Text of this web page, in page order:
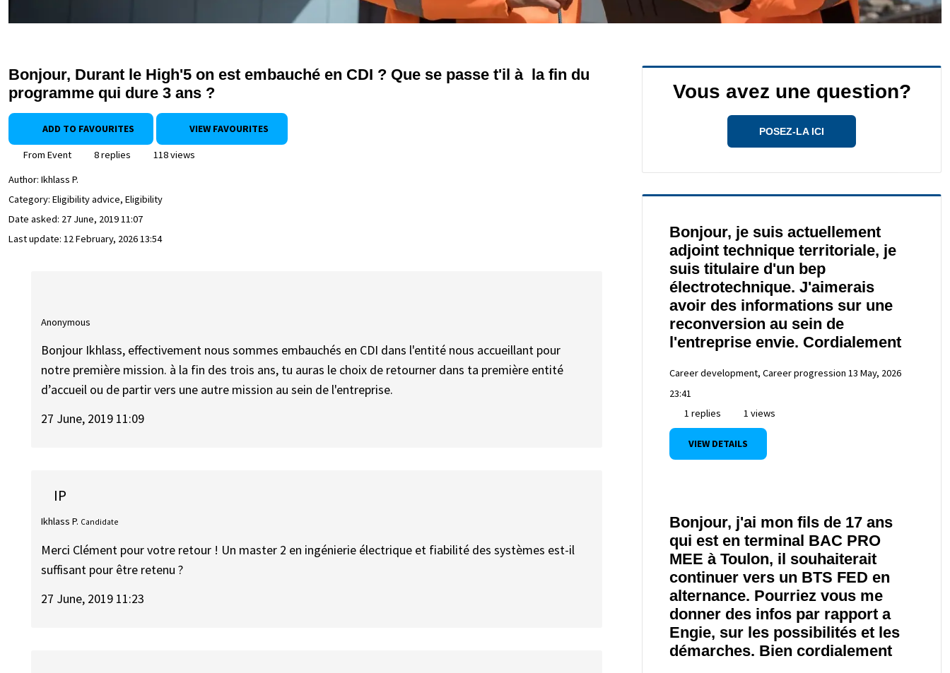
Bonjour, Durant le High'5 on est embauché en CDI ? Que se passe t'il à la fin du
programme qui dure 3 ans ?
ADD TO FAVOURITES VIEW FAVOURITES
From Event 8 replies
118 views
Author: Ikhlass P.
Category: Eligibility advice, Eligibility
Date asked: 27 June, 2019 11:07
Last update: 12 February, 2026 13:54
Anonymous
Bonjour Ikhlass, effectivement nous sommes embauchés en CDI dans l'entité nous accueillant pour
notre première mission. à la fin des trois ans, tu auras le choix de retourner dans ta première entité
d’accueil ou de partir vers une autre mission au sein de l'entreprise.
27 June, 2019 11:09
IP
Ikhlass P. Candidate
Merci Clément pour votre retour ! Un master 2 en ingénierie électrique et fiabilité des systèmes est-il
suffisant pour être retenu ?
27 June, 2019 11:23
Vous avez une question?
POSEZ-LA ICI
Bonjour, je suis actuellement
adjoint technique territoriale, je
suis titulaire d'un bep
électrotechnique. J'aimerais
avoir des informations sur une
reconversion au sein de
l'entreprise envie. Cordialement
Career development, Career progression 13 May, 2026
23:41
1 replies
1 views
VIEW DETAILS
Bonjour, j'ai mon fils de 17 ans
qui est en terminal BAC PRO
MEE à Toulon, il souhaiterait
continuer vers un BTS FED en
alternance. Pourriez vous me
donner des infos par rapport a
Engie, sur les possibilités et les
démarches. Bien cordialement